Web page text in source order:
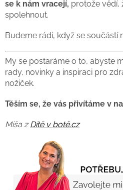
se k nám vracejí, protože vědí,
spolehnout.
Budeme rádi, když se součástí
My se postaráme o to, abyste
rady, novinky a inspiraci pro
nožiček.
Těším se, že vás přivítáme v
Míša z Dítě v botě.cz